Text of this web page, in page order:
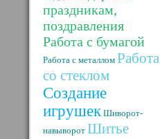
праздникам,
поздравления
Работа с бумагой
Работа с металлом Работа
со стеклом
Создание
игрушек Шиворот-
навыворот Шитье